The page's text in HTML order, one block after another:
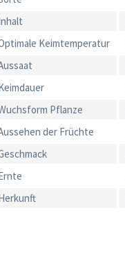
Keimtemperatur
Pflanze
der Früchte